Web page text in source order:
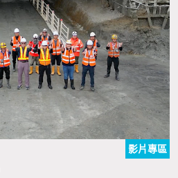
影片專區